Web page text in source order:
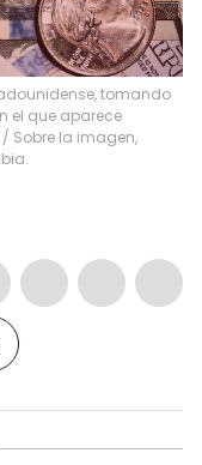
tomando
el que aparece
Sobre la imagen,